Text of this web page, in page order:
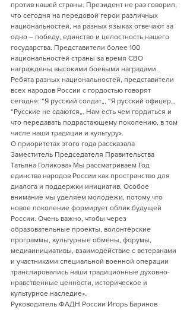
против нашей страны. Президент не раз говорил,
что сегодня на передовой герои различных
национальностей, на разных языках отвечают за
одно – победу, единство и целостность нашего
государства. Представители более 100
национальностей страны за время СВО
награждены высокими боевыми наградами.
Ребята разных национальностей, представители
всех народов России с гордостью говорят
сегодня: “Я русский солдат„, “Я русский офицер„,
“Русские не сдаются„. Нам есть чем гордиться и
что передавать подрастающему поколению, в том
числе наши традиции и культуру».
О приоритетах этого года рассказала
Заместитель Председателя Правительства
Татьяна Голикова» Мы рассматриваем Год
единства народов России как пространство для
диалога и поддержки инициатив. Особое
внимание мы уделяем молодёжи, потому что
новое поколение формирует облик будущей
России. Очень важно, чтобы через
образовательные проекты, волонтёрские
программы, культурные обмены, форумы,
медиаинициативы, взаимодействие с ветеранами
и участниками специальной военной операции
транслировались наши традиционные духовно-
нравственные ценности, историческое и
культурное наследие».
Руководитель ФАДН России Игорь Баринов